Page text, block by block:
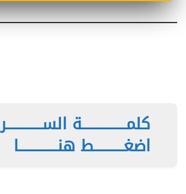
كلمـــــــــــــــة الســــــــــــر
اضغــــــــــط هنـــــــــــــا